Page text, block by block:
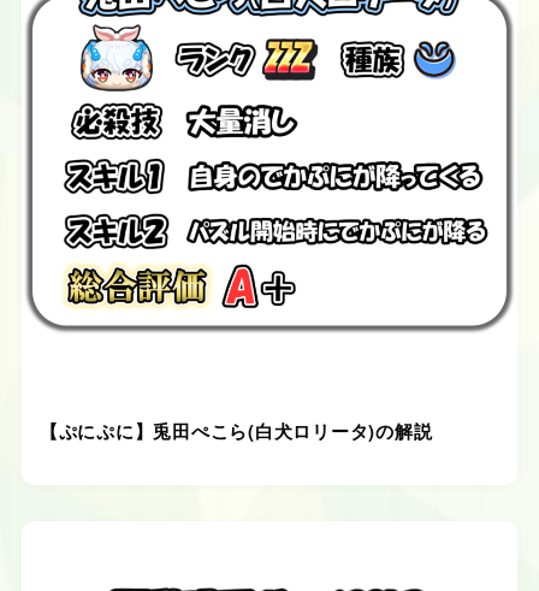
【ぷにぷに】兎田ぺこら(白犬ロリータ)の解説